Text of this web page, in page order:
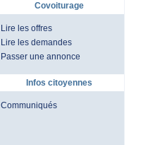
Covoiturage
Lire les offres
Lire les demandes
Passer une annonce
Infos citoyennes
Communiqués